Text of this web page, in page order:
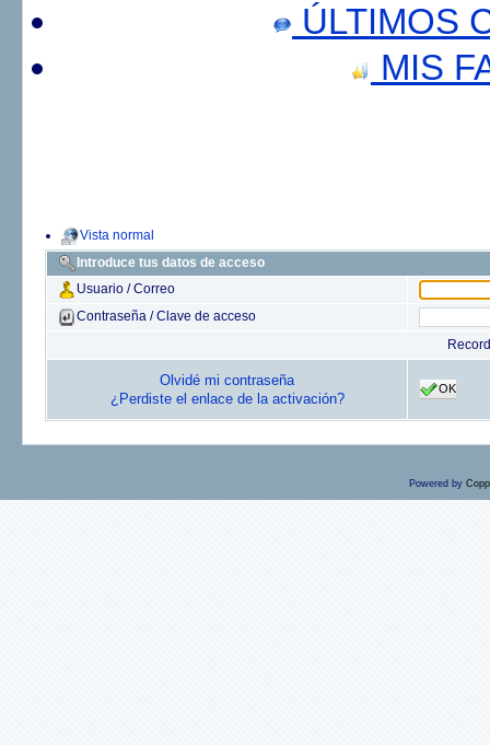
ÚLTIMOS
MIS
Vista normal
Introduce tus datos de acceso
Usuario / Correo
Contraseña / Clave de acceso
Olvidé mi contraseña
¿Perdiste el enlace de la activación?
OK
Powered by